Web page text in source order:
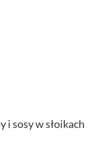
i sosy w słoikach